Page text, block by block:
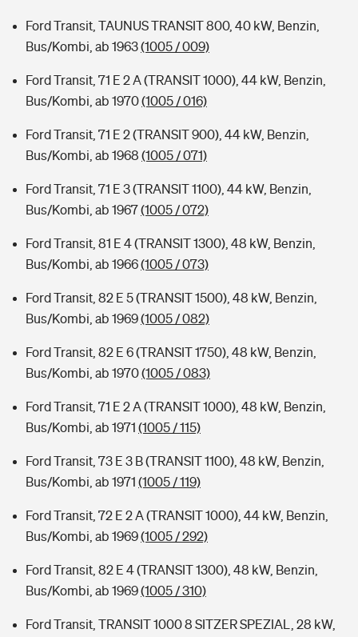
Ford Transit, TAUNUS TRANSIT 800, 40 kW, Benzin,
Bus/Kombi, ab 1963(1005 / 009)
Ford Transit, 71 E 2 A (TRANSIT 1000), 44 kW, Benzin,
Bus/Kombi, ab 1970(1005 / 016)
Ford Transit, 71 E 2 (TRANSIT 900), 44 kW, Benzin,
Bus/Kombi, ab 1968 (1005 / 071)
Ford Transit, 71 E 3 (TRANSIT 1100), 44 kW, Benzin,
Bus/Kombi, ab 1967(1005 / 072)
Ford Transit, 81 E 4 (TRANSIT 1300), 48 kW, Benzin,
Bus/Kombi, ab 1966(1005 / 073)
Ford Transit, 82 E 5 (TRANSIT 1500), 48 kW, Benzin,
Bus/Kombi, ab 1969(1005 / 082)
Ford Transit, 82 E 6 (TRANSIT 1750), 48 kW, Benzin,
Bus/Kombi, ab 1970(1005 / 083)
Ford Transit, 71 E 2 A (TRANSIT 1000), 48 kW, Benzin,
Bus/Kombi, ab 1971 (1005 / 115)
Ford Transit, 73 E 3 B (TRANSIT 1100), 48 kW, Benzin,
Bus/Kombi, ab 1971 (1005 / 119)
Ford Transit, 72 E 2 A (TRANSIT 1000), 44 kW, Benzin,
Bus/Kombi, ab 1969(1005 / 292)
Ford Transit, 82 E 4 (TRANSIT 1300), 48 kW, Benzin,
Bus/Kombi, ab 1969(1005 / 310)
Ford Transit, TRANSIT 1000 8 SITZER SPEZIAL, 28 kW,